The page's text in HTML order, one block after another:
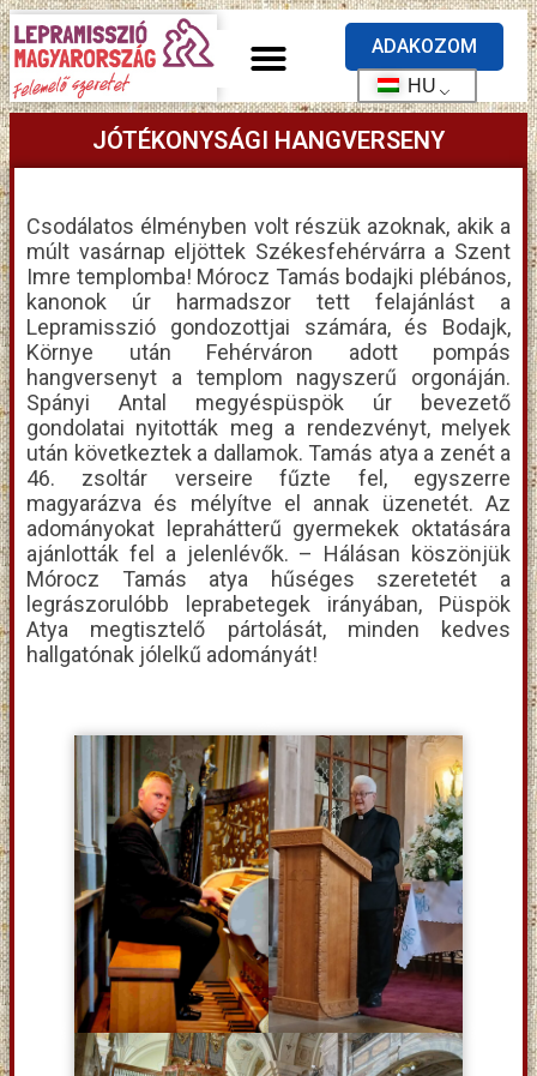
ADAKOZOM
HU
JÓTÉKONYSÁGI HANGVERSENY
Csodálatos élményben volt részük azoknak, akik a
múlt vasárnap eljöttek Székesfehérvárra a Szent
Imre templomba! Mórocz Tamás bodajki plébános,
kanonok úr harmadszor tett felajánlást a
Lepramisszió gondozottjai számára, és Bodajk,
Környe után Fehérváron adott pompás
hangversenyt a templom nagyszerű orgonáján.
Spányi Antal megyéspüspök úr bevezető
gondolatai nyitották meg a rendezvényt, melyek
után következtek a dallamok. Tamás atya a zenét a
46. zsoltár verseire fűzte fel, egyszerre
magyarázva és mélyítve el annak üzenetét. Az
adományokat leprahátterű gyermekek oktatására
ajánlották fel a jelenlévők. – Hálásan köszönjük
Mórocz Tamás atya hűséges szeretetét a
legrászorulóbb leprabetegek irányában, Püspök
Atya megtisztelő pártolását, minden kedves
hallgatónak jólelkű adományát!